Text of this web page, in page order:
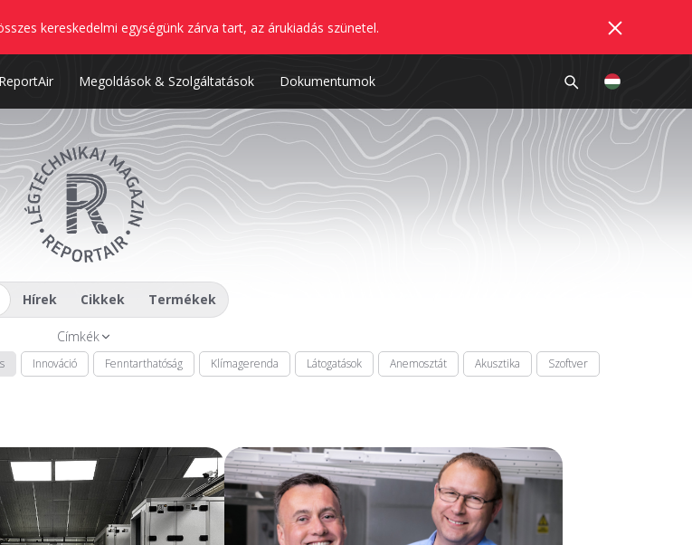
kereskedelmi egységünk zárva tart, az árukiadás szünetel.
ReportAir Megoldások & Szolgáltatások Dokumentumok
Hírek Cikkek Termékek
Címkék
Innováció Fenntarthatóság Klímagerenda Látogatások Anemosztát Akusztika
Szoftver